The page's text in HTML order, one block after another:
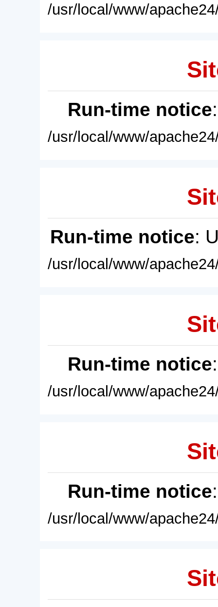
/usr/local/www/
Run-time notice
/usr/local/www/
Run-time notice:
/usr/local/www/
Run-time notice
/usr/local/www/
Run-time notice
/usr/local/www/